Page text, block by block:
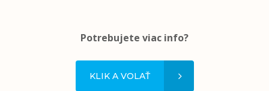
Potrebujete viac info?
KLIK A VOLAŤ